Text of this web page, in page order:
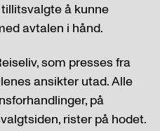
å kunne
avtalen i hånd.
som presses fra
ansikter utad. Alle
på
rister på hodet.